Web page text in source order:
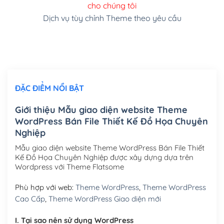
Cài đặt SMTP Mail cho site Wordpress(+100,000₫)
Mua thêm Host + Tên miền
Tên miền quốc tế .com .net .org (1 năm)
Tên miền Việt Nam .vn (1 năm)(+550,000₫)
Hosting 2GB SSD (1 năm) (+450,000₫)
Hosting 3GB SSD (1 năm)(+550,000₫)
Hosting 5GB SSD (1 năm) (+650,000₫)
Hosting 8GB SSD (1 năm)(+950,000₫)
cho chúng tôi
Dịch vụ tùy chỉnh Theme theo yêu cầu
ĐẶC ĐIỂM NỔI BẬT
Giới thiệu Mẫu giao diện website Theme
WordPress Bán File Thiết Kế Đồ Họa Chuyên
Nghiệp
Mẫu giao diện website Theme WordPress Bán File Thiết
Kế Đồ Họa Chuyên Nghiệp được xây dựng dựa trên
Wordpress với Theme Flatsome
Phù hợp với web: Theme WordPress, Theme WordPress
Cao Cấp, Theme WordPress Giao diện mới
I. Tại sao nên sử dụng WordPress